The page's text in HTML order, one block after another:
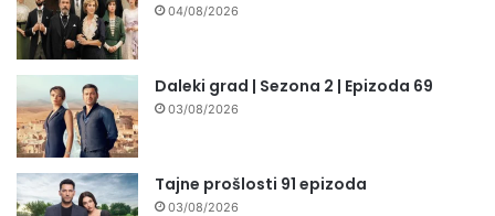
04/08/2026
Daleki grad | Sezona 2 | Epizoda 69
03/08/2026
Tajne prošlosti 91 epizoda
03/08/2026